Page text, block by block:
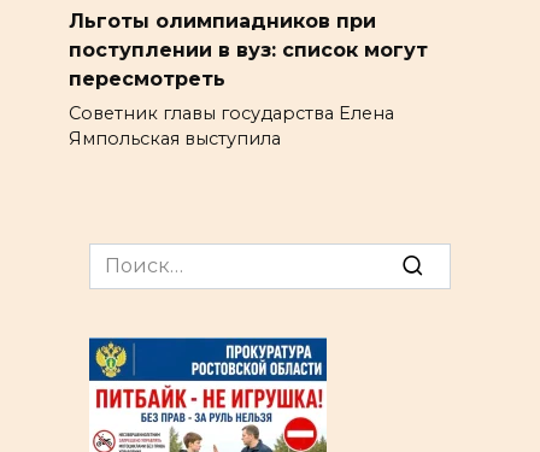
Льготы олимпиадников при
поступлении в вуз: список могут
пересмотреть
Советник главы государства Елена
Ямпольская выступила
Search
for: